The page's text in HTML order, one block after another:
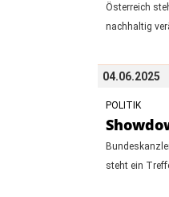
Österreich
nachhaltig
04.06.2025
POLITIK
steht ein